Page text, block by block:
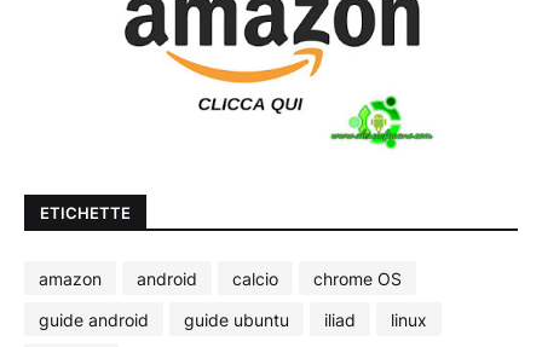
ETICHETTE
amazon android calcio
chrome OS
guide android
guide ubuntu iliad
linux